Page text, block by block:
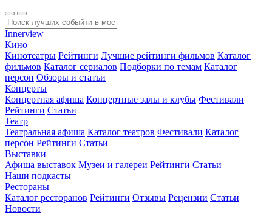
Innerview
Кино
Кинотеатры Рейтинги Лучшие рейтинги фильмов Каталог
фильмов Каталог сериалов Подборки по темам Каталог
персон Обзоры и статьи
Концерты
Концертная афиша Концертные залы и клубы Фестивали
Рейтинги Статьи
Театр
Театральная афиша Каталог театров Фестивали Каталог
персон Рейтинги Статьи
Выставки
Афиша выставок Музеи и галереи Рейтинги Статьи
Наши подкасты
Рестораны
Каталог ресторанов Рейтинги Отзывы Рецензии Статьи
Новости